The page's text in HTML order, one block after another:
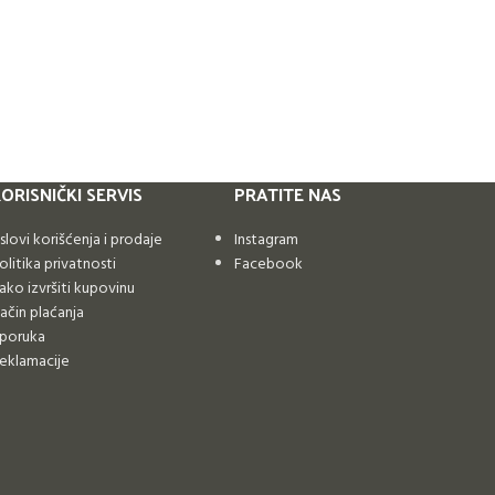
SERVIS
korišćenja i prodaje
privatnosti
izvršiti kupovinu
plaćanja
PRATITE NAS
Instagram
Facebook